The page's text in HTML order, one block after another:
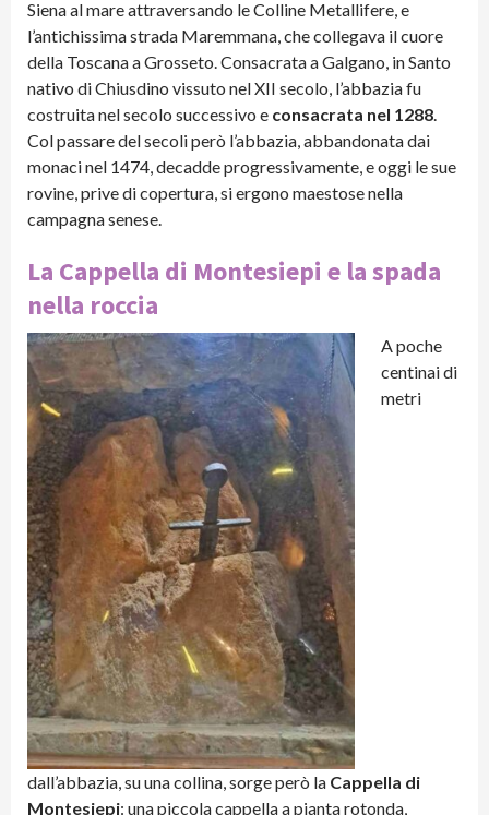
Siena al mare attraversando le Colline Metallifere, e
l’antichissima strada Maremmana, che collegava il cuore
della Toscana a Grosseto. Consacrata a Galgano, in Santo
nativo di Chiusdino vissuto nel XII secolo, l’abbazia fu
costruita nel secolo successivo e consacrata nel 1288.
Col passare del secoli però l’abbazia, abbandonata dai
monaci nel 1474, decadde progressivamente, e oggi le sue
rovine, prive di copertura, si ergono maestose nella
campagna senese.
La Cappella di Montesiepi e la spada
nella roccia
A poche
centinai di
metri
dall’abbazia, su una collina, sorge però la Cappella di
Montesiepi: una piccola cappella a pianta rotonda,